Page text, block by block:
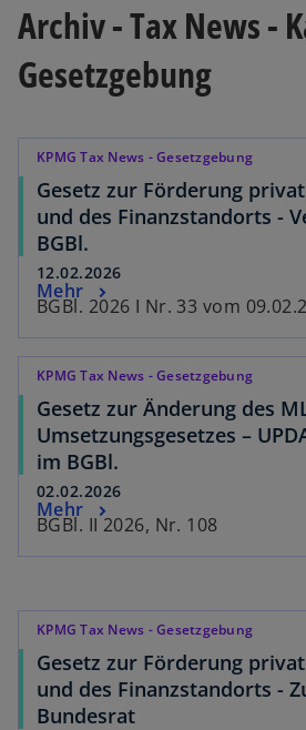
Archiv - Tax News -
Gesetzgebung
KPMG Tax News - Gesetzgebung
Gesetz zur Förderung
und des Finanzstandorts -
BGBl.
12.02.2026
BGBl. 2026 I Nr. 33 vom
Mehr
KPMG Tax News - Gesetzgebung
Gesetz zur Änderung des
Umsetzungsgesetzes –
im BGBl.
02.02.2026
BGBl. II 2026, Nr. 108
Mehr
KPMG Tax News - Gesetzgebung
Gesetz zur Förderung
und des Finanzstandorts -
Bundesrat